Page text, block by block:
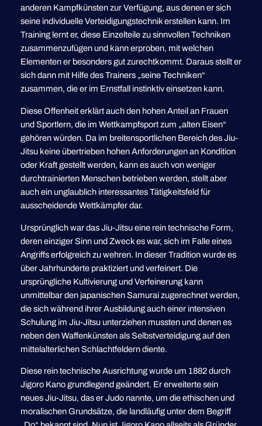
anderen Kampfkünsten zur Verfügung, aus denen er sich
seine individuelle Verteidigungstechnik erstellen kann. Im
Training lernt er, diese Einzelteile zu sinnvollen Techniken
zusammenzufügen und kann erproben, mit welchen
Elementen er besonders gut zurechtkommt. Daraus stellt er
sich dann mit Hilfe des Trainers „seine Techniken“
zusammen, die er im Ernstfall instinktiv einsetzen kann.
Diese Offenheit erklärt auch den hohen Anteil an Frauen
und Sportlern, die im Wettkampfsport zum „alten Eisen“
gehören würden. Da im breitensportlichen Bereich des Jiu-
Jitsu keine übertrieben hohen Anforderungen an Kondition
oder Kraft gestellt werden, kann es auch von weniger
durchtrainierten Menschen betrieben werden, stellt aber
auch ein unglaublich interessantes Tätigkeitsfeld für
ausscheidende Wettkämpfer dar.
Ursprünglich war das Jiu-Jitsu eine rein technische Form,
deren einziger Sinn und Zweck es war, sich im Falle eines
Angriffs erfolgreich zu wehren. In dieser Tradition wurde es
über Jahrhunderte praktiziert und verfeinert. Die
ursprüngliche Kultivierung und Verfeinerung kann
unmittelbar den japanischen Samurai zugerechnet werden,
die sich während ihrer Ausbildung auch einer intensiven
Schulung im Jiu-Jitsu unterziehen mussten und denen es
neben den Waffenkünsten als Selbstverteidigung auf den
mittelalterlichen Schlachtfeldern diente.
Diese rein technische Ausrichtung wurde um 1882 durch
Jigoro Kano grundlegend geändert. Er erweiterte sein
neues Jiu-Jitsu, das er Judo nannte, um die ethischen und
moralischen Grundsätze, die landläufig unter dem Begriff